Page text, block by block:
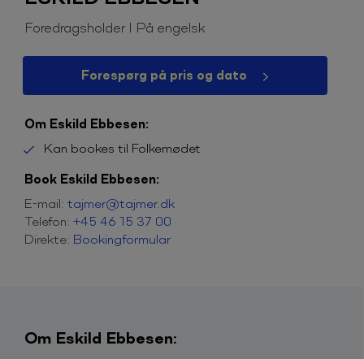
Foredragsholder I På engelsk
Forespørg på pris og dato
Om Eskild Ebbesen:
Kan bookes til Folkemødet
Book Eskild Ebbesen:
E-mail: tajmer@tajmer.dk
Telefon: +45 46 15 37 00
Direkte: Bookingformular
Om Eskild Ebbesen: